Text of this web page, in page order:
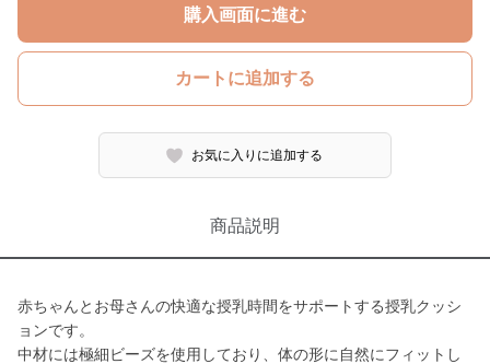
購入画面に進む
カートに追加する
お気に入りに追加する
商品説明
赤ちゃんとお母さんの快適な授乳時間をサポートする授乳クッシ
ョンです。
中材には極細ビーズを使用しており、体の形に自然にフィットし